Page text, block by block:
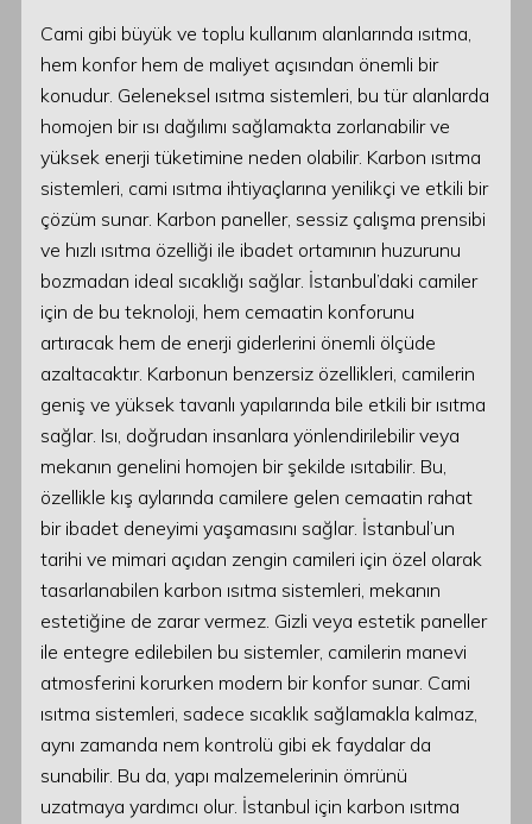
Cami gibi büyük ve toplu kullanım alanlarında ısıtma,
hem konfor hem de maliyet açısından önemli bir
konudur. Geleneksel ısıtma sistemleri, bu tür alanlarda
homojen bir ısı dağılımı sağlamakta zorlanabilir ve
yüksek enerji tüketimine neden olabilir. Karbon ısıtma
sistemleri, cami ısıtma ihtiyaçlarına yenilikçi ve etkili bir
çözüm sunar. Karbon paneller, sessiz çalışma prensibi
ve hızlı ısıtma özelliği ile ibadet ortamının huzurunu
bozmadan ideal sıcaklığı sağlar. İstanbul’daki camiler
için de bu teknoloji, hem cemaatin konforunu
artıracak hem de enerji giderlerini önemli ölçüde
azaltacaktır. Karbonun benzersiz özellikleri, camilerin
geniş ve yüksek tavanlı yapılarında bile etkili bir ısıtma
sağlar. Isı, doğrudan insanlara yönlendirilebilir veya
mekanın genelini homojen bir şekilde ısıtabilir. Bu,
özellikle kış aylarında camilere gelen cemaatin rahat
bir ibadet deneyimi yaşamasını sağlar. İstanbul’un
tarihi ve mimari açıdan zengin camileri için özel olarak
tasarlanabilen karbon ısıtma sistemleri, mekanın
estetiğine de zarar vermez. Gizli veya estetik paneller
ile entegre edilebilen bu sistemler, camilerin manevi
atmosferini korurken modern bir konfor sunar. Cami
ısıtma sistemleri, sadece sıcaklık sağlamakla kalmaz,
aynı zamanda nem kontrolü gibi ek faydalar da
sunabilir. Bu da, yapı malzemelerinin ömrünü
uzatmaya yardımcı olur. İstanbul için karbon ısıtma